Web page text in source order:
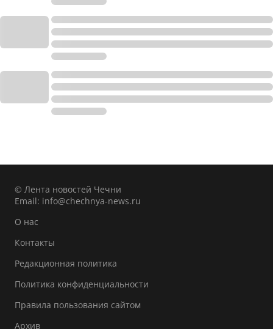
© Лента новостей Чечни
Email: info@chechnya-news.ru
О нас
Контакты
Редакционная политика
Политика конфиденциальности
Правила пользования сайтом
Архив